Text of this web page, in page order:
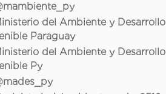
del Ambiente y Desarrollo
Paraguay
del Ambiente y Desarrollo
Py